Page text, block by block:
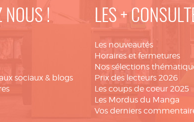
NOUS !
sociaux & blogs
LES +
Les nouveautés
Horaires et fermetures
Nos sélections
Prix des lecteurs 2026
Les coups de coeur 2025
Les Mordus du Manga
Vos derniers